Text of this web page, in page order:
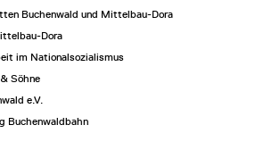
Buchenwald und Mittelbau-Dora
Dora
im Nationalsozialismus
Söhne
e.V.
Buchenwaldbahn